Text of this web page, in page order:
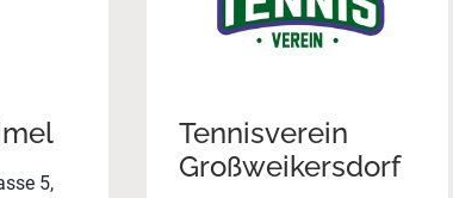
5,
Tennisverein
Großweikersdorf